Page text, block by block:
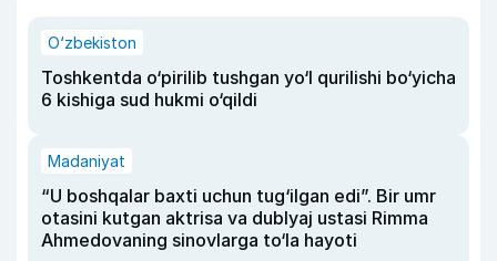
O‘zbekiston
Toshkentda o‘pirilib tushgan yo‘l qurilishi bo‘yicha
6 kishiga sud hukmi o‘qildi
Madaniyat
“U boshqalar baxti uchun tug‘ilgan edi”. Bir umr
otasini kutgan aktrisa va dublyaj ustasi Rimma
Ahmedovaning sinovlarga to‘la hayoti